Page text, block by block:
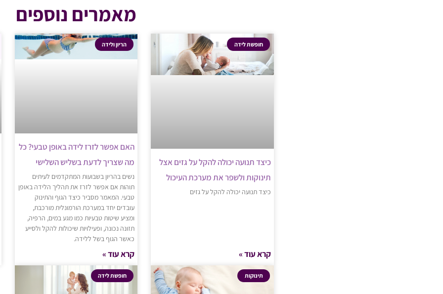
מאמרים נוספים
חופשת לידה
כיצד תנועה יכולה להקל על גזים אצל
תינוקות ולשפר את מערכת העיכול
כיצד תנועה יכולה להקל על גזים
קרא עוד »
הריון ולידה
האם אפשר לזרז לידה באופן טבעי? כל
מה שצריך לדעת בשליש השלישי
נשים בהריון בשבועות המתקדמים לעיתים
תוהות אם אפשר לזרז את תהליך הלידה באופן
טבעי. המאמר מסביר כיצד הגוף והתינוק
עובדים יחד במערכת הורמונלית מורכבת,
ומציע שיטות טבעיות כמו מגע במים, הרפיה,
תזונה נכונה, ופעילויות שיכולות להקל ולסייע
כאשר הגוף בשל ללידה.
קרא עוד »
תינוקות חופשת לידה